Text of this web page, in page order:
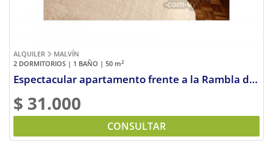
ALQUILER
MALVÍN
2 DORMITORIOS | 1 BAÑO | 50 m2
Espectacular apartamento frente a la Rambla de Malvin
$ 31.000
CONSULTAR